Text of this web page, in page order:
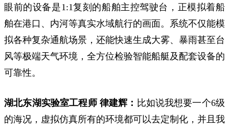
眼前的设备是1:1复刻的船舶主控驾驶台，正模拟着船
舶在港口、内河等真实水域航行的画面。系统不仅能模
拟各种复杂通航场景，还能快速生成大雾、暴雨甚至台
风等极端天气环境，全方位检验智能船艇及配套设备的
可靠性。
湖北东湖实验室工程师 律建辉： 比如说我想要一个6级
的海况，虚拟仿真所有的环境都可以去定制化，并且我